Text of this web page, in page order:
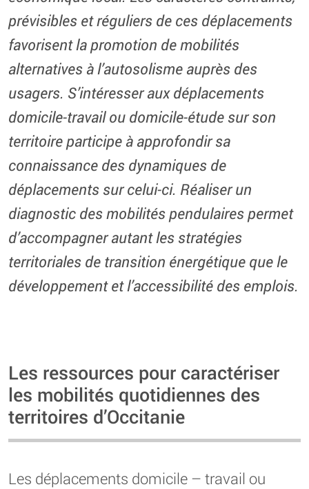
prévisibles et réguliers de ces déplacements
favorisent la promotion de mobilités
alternatives à l’autosolisme auprès des
usagers. S’intéresser aux déplacements
domicile-travail ou domicile-étude sur son
territoire participe à approfondir sa
connaissance des dynamiques de
déplacements sur celui-ci. Réaliser un
diagnostic des mobilités pendulaires permet
d’accompagner autant les stratégies
territoriales de transition énergétique que le
développement et l’accessibilité des emplois.
Les ressources pour caractériser
les mobilités quotidiennes des
territoires d’Occitanie
Les déplacements domicile – travail ou